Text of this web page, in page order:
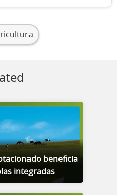
beneficia
integradas